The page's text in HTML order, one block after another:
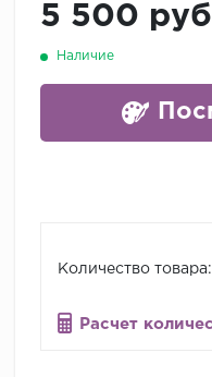
5 500
Наличие
Количество товара:
Расчет